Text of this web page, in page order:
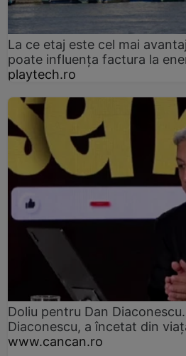
La ce etaj este cel mai
poate influența factura la
playtech.ro
Doliu pentru Dan
Diaconescu, a încetat din
www.cancan.ro